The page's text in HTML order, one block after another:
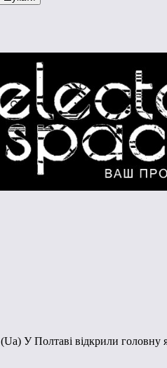
(Ua) У Полтаві відкрили головну